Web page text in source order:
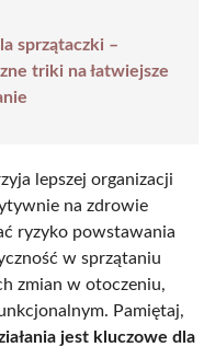
sprzątaczki –
triki na łatwiejsze
lepszej organizacji
na zdrowie
ryzyko powstawania
w sprzątaniu
zmian w otoczeniu,
Pamiętaj,
jest kluczowe dla